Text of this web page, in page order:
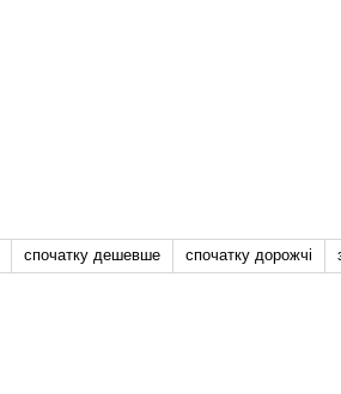
спочатку дешевше спочатку дорожчі